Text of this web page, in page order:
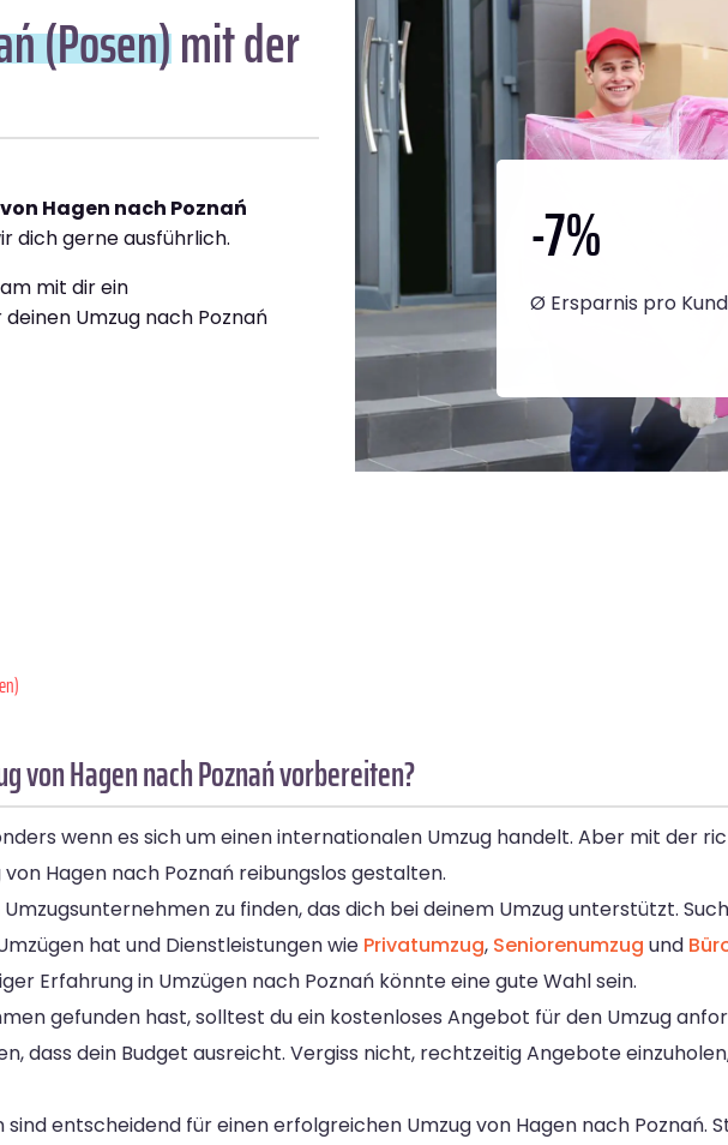
(Posen)mit der
Hagen nach Poznań
dich gerne ausführlich.
mit dir ein
deinen Umzug nach Poznań
-7%
Ø Ersparnis pro
von Hagen nach Poznań vorbereiten?
wenn es sich um einen internationalen Umzug handelt. Aber mit der
Hagen nach Poznań reibungslos gestalten.
zu finden, das dich bei deinem Umzug unterstützt.
hat und Dienstleistungen wie Privatumzug, Seniorenumzug und
Erfahrung in Umzügen nach Poznań könnte eine gute Wahl sein.
gefunden hast, solltest du ein kostenloses Angebot für den Umzug
dass dein Budget ausreicht. Vergiss nicht, rechtzeitig Angebote
sind entscheidend für einen erfolgreichen Umzug von Hagen nach Poznań.